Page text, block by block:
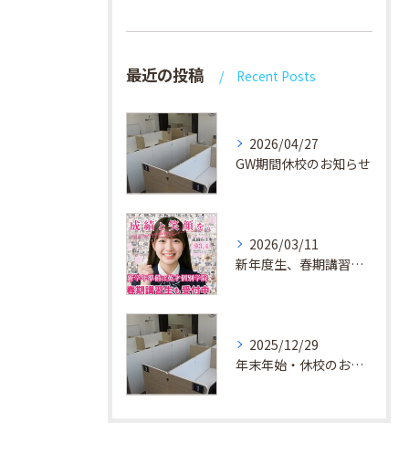
最近の投稿 Recent Posts
2026/04/27
GW期間休校のお知らせ
2026/03/11
新年度生、春期講習生 受付中！
2025/12/29
年末年始・休校のお知らせ